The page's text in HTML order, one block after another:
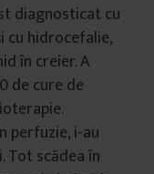
diagnosticat cu
cu hidrocefalie,
în creier. A
de cure de
perfuzie, i-au
Tot scădea în